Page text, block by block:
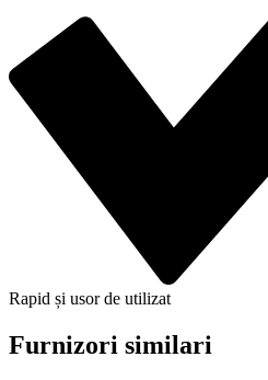
Rapid și usor de utilizat
Furnizori similari